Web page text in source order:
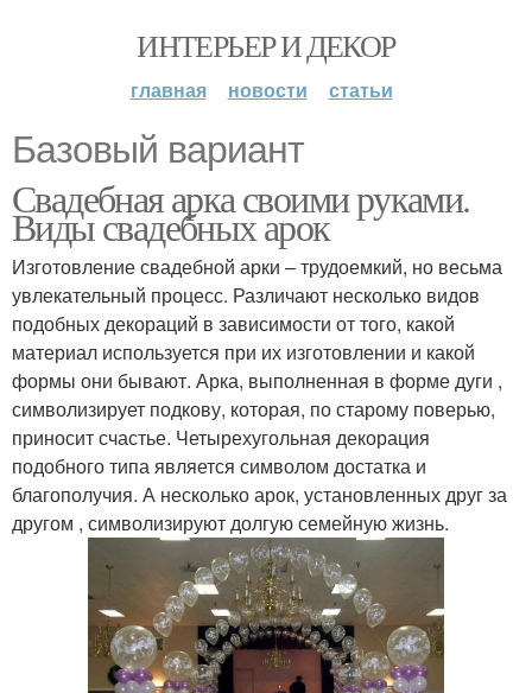
ИНТЕРЬЕР И ДЕКОР
главная новости статьи
Базовый вариант
Свадебная арка своими руками.
Виды свадебных арок
Изготовление свадебной арки – трудоемкий, но весьма
увлекательный процесс. Различают несколько видов
подобных декораций в зависимости от того, какой
материал используется при их изготовлении и какой
формы они бывают. Арка, выполненная в форме дуги ,
символизирует подкову, которая, по старому поверью,
приносит счастье. Четырехугольная декорация
подобного типа является символом достатка и
благополучия. А несколько арок, установленных друг за
другом , символизируют долгую семейную жизнь.